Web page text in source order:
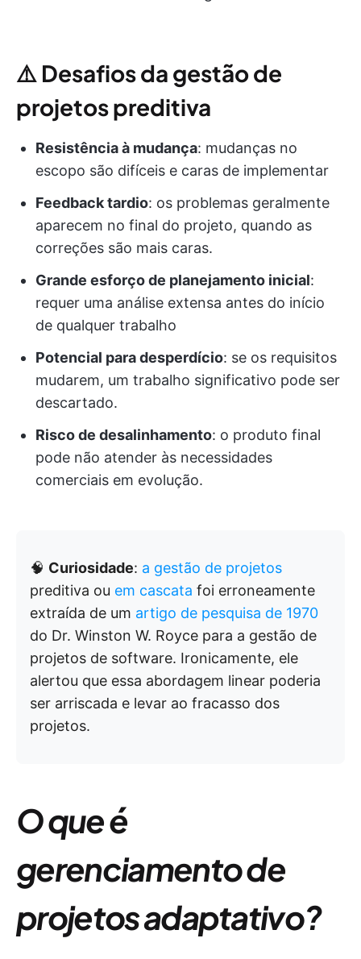
⚠️ Desafios da gestão de
projetos preditiva
Resistência à mudança: mudanças no
escopo são difíceis e caras de implementar
Feedback tardio: os problemas geralmente
aparecem no final do projeto, quando as
correções são mais caras.
Grande esforço de planejamento inicial:
requer uma análise extensa antes do início
de qualquer trabalho
Potencial para desperdício: se os requisitos
mudarem, um trabalho significativo pode ser
descartado.
Risco de desalinhamento: o produto final
pode não atender às necessidades
comerciais em evolução.
🧠 Curiosidade: a gestão de projetos
preditiva ou em cascata foi erroneamente
extraída de um artigo de pesquisa de 1970
do Dr. Winston W. Royce para a gestão de
projetos de software. Ironicamente, ele
alertou que essa abordagem linear poderia
ser arriscada e levar ao fracasso dos
projetos.
O que é
gerenciamento de
projetos adaptativo?